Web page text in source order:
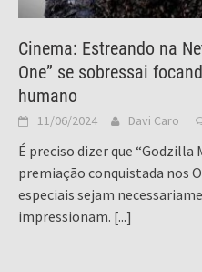
Cinema: Estreando na
One” se sobressai
humano
11/06/2024 Davi Caro
É preciso dizer que “Godzilla
premiação conquistada nos
especiais sejam
impressionam. [...]